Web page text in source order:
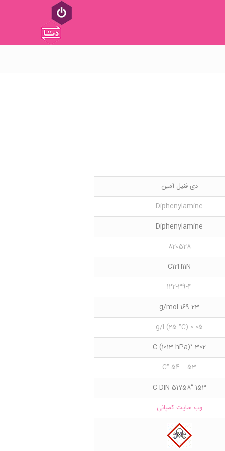
دی فنیل آمین
Diphenylamine
Diphenylamine
820528
C12H11N
122-39-4
169.23 g/mol
0.05 g/l (25 °C)
302 °C (1013 hPa)
53 – 54 °C
153 °C DIN 51758
وب سایت کمپانی